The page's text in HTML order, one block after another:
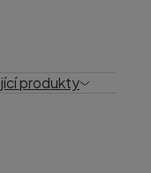
produkty